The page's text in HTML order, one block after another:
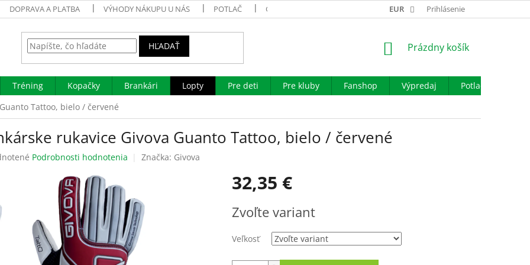
DOPRAVA A PLATBA VÝHODY NÁKUPU U NÁS POTLAČ GARANCIA VÝMENY TOVARU REKLAMAČNÝ PORIADOK
EUR Prihlásenie
HĽADAŤ
NÁKUPNÝ
Prázdny košík
Tréning Kopačky Brankári Lopty Pre deti Pre kluby Fanshop Výpredaj Potlač
Tattoo, bielo / červené
rukavice Givova Guanto Tattoo, bielo / červené
Podrobnosti hodnotenia Značka: Givova
32,35 €
cena:
Zvoľte variant
Veľkosť